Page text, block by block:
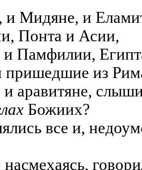
и Мидяне, и
Понта и Асии,
Памфилии,
пришедшие из
и аравитяне,
Божиих?
все и,